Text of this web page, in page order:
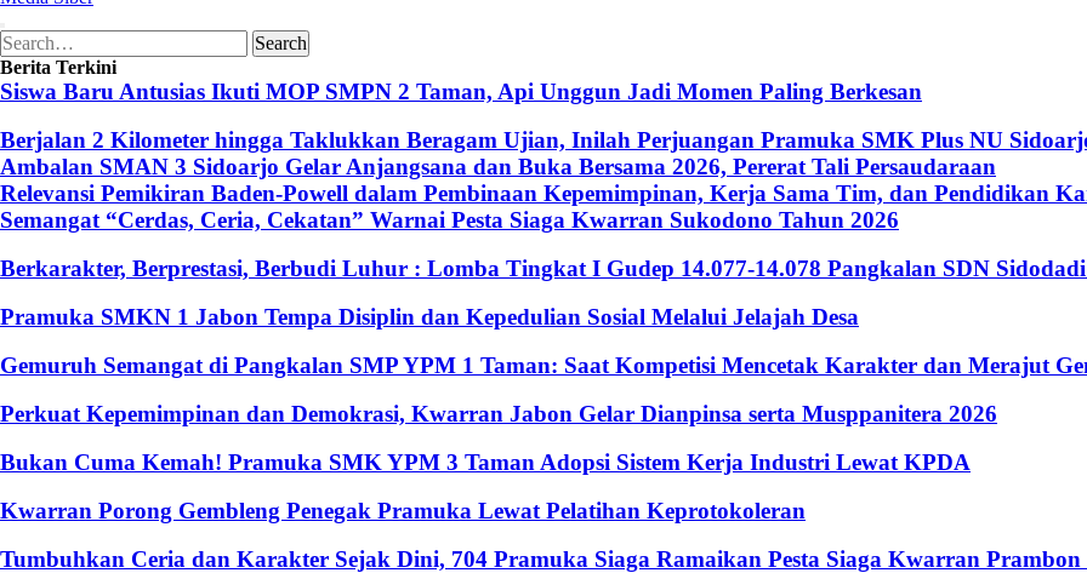
Search
for:
Search
Berita Terkini
Siswa Baru Antusias Ikuti MOP SMPN 2 Taman, Api Unggun Jadi Momen Paling Berkesan
Berjalan 2 Kilometer hingga Taklukkan Beragam Ujian, Inilah Perjuangan Pramuka SMK Plus NU
Ambalan SMAN 3 Sidoarjo Gelar Anjangsana dan Buka Bersama 2026, Pererat Tali Persaudaraan
Relevansi Pemikiran Baden-Powell dalam Pembinaan Kepemimpinan, Kerja Sama Tim, dan Pendidikan
Semangat “Cerdas, Ceria, Cekatan” Warnai Pesta Siaga Kwarran Sukodono Tahun 2026
Berkarakter, Berprestasi, Berbudi Luhur : Lomba Tingkat I Gudep 14.077-14.078 Pangkalan SDN
Pramuka SMKN 1 Jabon Tempa Disiplin dan Kepedulian Sosial Melalui Jelajah Desa
Gemuruh Semangat di Pangkalan SMP YPM 1 Taman: Saat Kompetisi Mencetak Karakter dan Merajut
Perkuat Kepemimpinan dan Demokrasi, Kwarran Jabon Gelar Dianpinsa serta Musppanitera 2026
Bukan Cuma Kemah! Pramuka SMK YPM 3 Taman Adopsi Sistem Kerja Industri Lewat KPDA
Kwarran Porong Gembleng Penegak Pramuka Lewat Pelatihan Keprotokoleran
Tumbuhkan Ceria dan Karakter Sejak Dini, 704 Pramuka Siaga Ramaikan Pesta Siaga Kwarran Prambon